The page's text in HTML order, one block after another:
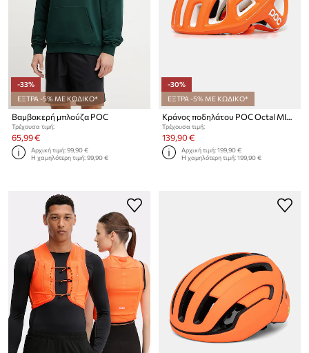
-33%
ΕΞΤΡΑ -5% ΜΕ ΚΩΔΙΚΟ*
Βαμβακερή μπλούζα POC
Τρέχουσα τιμή:
65,99 €
Αρχική τιμή:99,90 €
Η χαμηλότερη τιμή:99,90 €
-30%
ΕΞΤΡΑ -5% ΜΕ ΚΩΔΙΚΟ*
Κράνος ποδηλάτου POC Octal MIPS
Τρέχουσα τιμή:
139,90 €
Αρχική τιμή:199,90 €
Η χαμηλότερη τιμή:199,90 €